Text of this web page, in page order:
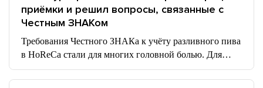
приёмки и решил вопросы, связанные с
Честным ЗНАКом
Требования Честного ЗНАКа к учёту разливного пива
в HoReCa стали для многих головной болью. Для…